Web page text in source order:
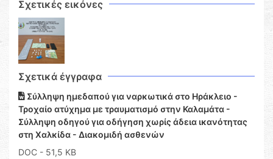
Σχετικές εικόνες
Σχετικά έγγραφα
Σύλληψη ημεδαπού για ναρκωτικά στο Ηράκλειο -
Τροχαίο ατύχημα με τραυματισμό στην Καλαμάτα -
Σύλληψη οδηγού για οδήγηση χωρίς άδεια ικανότητας
στη Χαλκίδα - Διακομιδή ασθενών
DOC - 51,5 KB